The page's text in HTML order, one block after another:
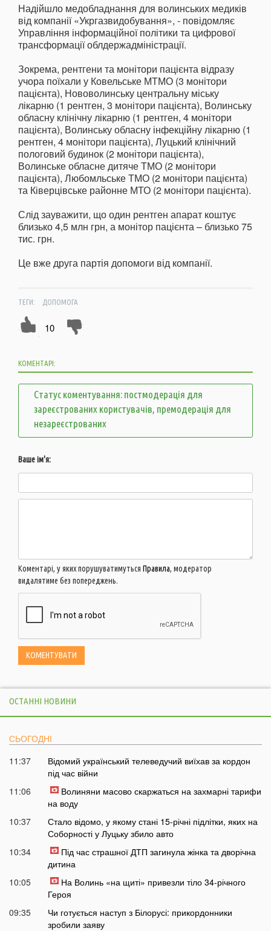
Надійшло медобладнання для волинських медиків
від компанії «Укргазвидобування», - повідомляє
Управління інформаційної політики та цифрової
трансформації облдержадміністрації.
Зокрема, рентгени та монітори пацієнта відразу
учора поїхали у Ковельське МТМО (3 монітори
пацієнта), Нововолинську центральну міську
лікарню (1 рентген, 3 монітори пацієнта), Волинську
обласну клінічну лікарню (1 рентген, 4 монітори
пацієнта), Волинську обласну інфекційну лікарню (1
рентген, 4 монітори пацієнта), Луцький клінічний
пологовий будинок (2 монітори пацієнта),
Волинське обласне дитяче ТМО (2 монітори
пацієнта), Любомльське ТМО (2 монітори пацієнта)
та Ківерцівське районне МТО (2 монітори пацієнта).
Слід зауважити, що один рентген апарат коштує
близько 4,5 млн грн, а монітор пацієнта – близько 75
тис. грн.
Це вже друга партія допомоги від компанії.
ТЕГИ: ДОПОМОГА
10
КОМЕНТАРІ:
Статус коментування: постмодерація для
зареєстрованих користувачів, премодерація для
незареєстрованих
Ваше ім'я:
Коментарі, у яких порушуватимуться Правила, модератор
видалятиме без попереджень.
ОСТАННІ НОВИНИ
СЬОГОДНІ
11:37
Відомий український телеведучий виїхав за кордон
під час війни
11:06
Волиняни масово скаржаться на захмарні тарифи
на воду
10:37
Стало відомо, у якому стані 15-річні підлітки, яких на
Соборності у Луцьку збило авто
10:34
Під час страшної ДТП загинула жінка та дворічна
дитина
10:05
На Волинь «на щиті» привезли тіло 34-річного
Героя
09:35
Чи готується наступ з Білорусі: прикордонники
зробили заяву